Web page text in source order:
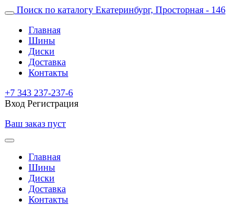
Поиск по каталогу Екатеринбург, Просторная - 146
Главная
Шины
Диски
Доставка
Контакты
+7 343 237-237-6
Вход Регистрация
Ваш заказ пуст
Главная
Шины
Диски
Доставка
Контакты